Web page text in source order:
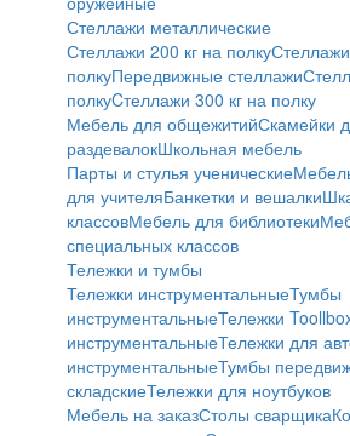
Стеллажи металлические
Стеллажи 200 кг на полку
полкуПередвижные стеллажи
полкуCтеллажи 300 кг на полку
Мебель для общежитийСкамейки
раздевалокШкольная мебель
Парты и стулья ученические
для учителяБанкетки и вешалки
классовМебель для библиотеки
специальных классов
Тележки и тумбы
Тележки инструментальныеТумбы
инструментальныеТележки
инструментальныеТележки для
инструментальныеТумбы
складскиеТележки для ноутбуков
Мебель на заказСтолы сварщика